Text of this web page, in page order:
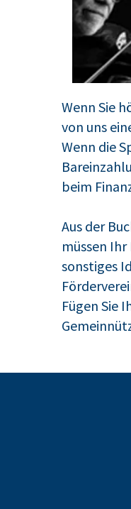
Wenn Sie
von uns
Wenn die
beim
Aus der
müssen
sonstiges
Fügen Sie